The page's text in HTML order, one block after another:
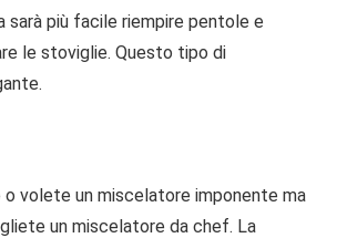
sarà più facile riempire pentole e
le stoviglie. Questo tipo di
volete un miscelatore imponente ma
un miscelatore da chef. La